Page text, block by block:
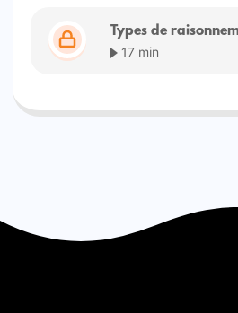
Types de
17 min